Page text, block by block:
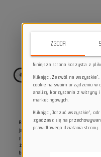
Rower dirt Norco Rampage 2 dirt
jazdy street, skatepark oraz
przyspieszenie i precyzyjną kontrolę
że rower jest wyjątkowo zwrotny i
bardziej agresywną geometrię.
ZGODA
Niniejsza strona korzysta z
Klikając „Zezwól na
cookie na swoim urządzeniu w
analizy korzystania z witryny i
marketingowych.
Klikając „Odrzuć wszystkie”,
zgadzasz się na
prawidłowego działania strony.